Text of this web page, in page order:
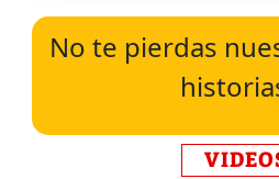
No te pierdas